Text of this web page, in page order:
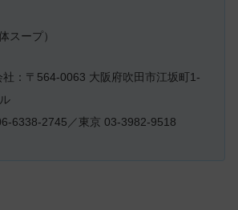
スープ）
社：〒564-0063 大阪府吹田市江坂町1-
6338-2745／東京 03-3982-9518